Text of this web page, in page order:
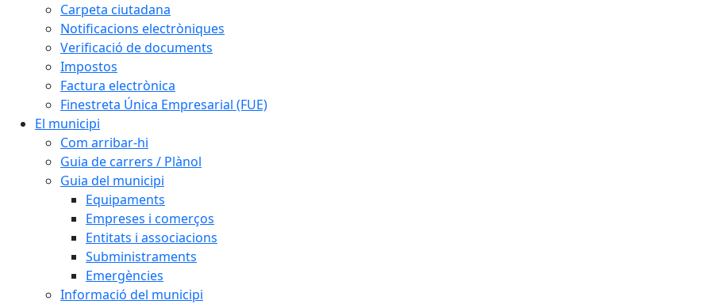
Carpeta ciutadana
Notificacions electròniques
Verificació de documents
Impostos
Factura electrònica
Finestreta Única Empresarial (FUE)
El municipi
Com arribar-hi
Guia de carrers / Plànol
Guia del municipi
Equipaments
Empreses i comerços
Entitats i associacions
Subministraments
Emergències
Informació del municipi